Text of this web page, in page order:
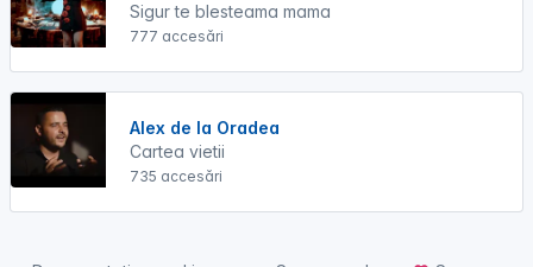
Sigur te blesteama mama
777 accesări
Alex de la Oradea
Cartea vietii
735 accesări